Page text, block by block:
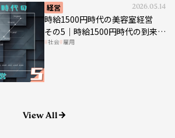
時給1500円時代の美容室経営
その5｜時給1500円時代の到来は
美容業の収益構造を見直す契機
社会 雇用